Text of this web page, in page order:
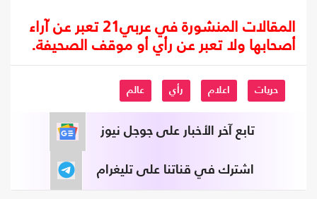
المقالات المنشورة في عربي21 تعبر عن آراء
أصحابها ولا تعبر عن رأي أو موقف الصحيفة.
حريات اعلام رأي عالم
تابع آخر الأخبار على جوجل نيوز
اشترك في قناتنا على تليغرام